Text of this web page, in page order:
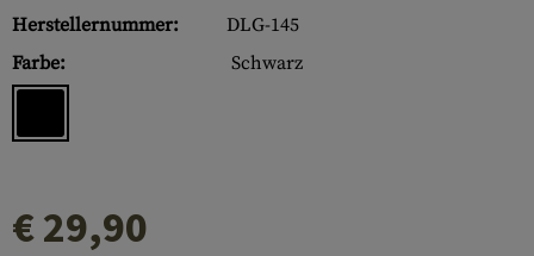
Herstellernummer:
DLG-145
Farbe:
Schwarz
€ 29,90